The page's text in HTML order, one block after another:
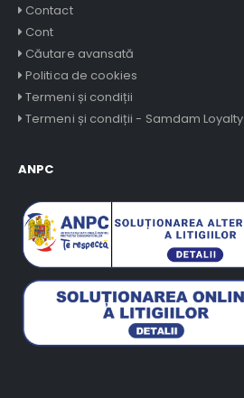
Contact
Cont
Căutare avansată
Politica de cookies
Termeni și condiții
Termeni și condiții - Samdam Loyalty
ANPC